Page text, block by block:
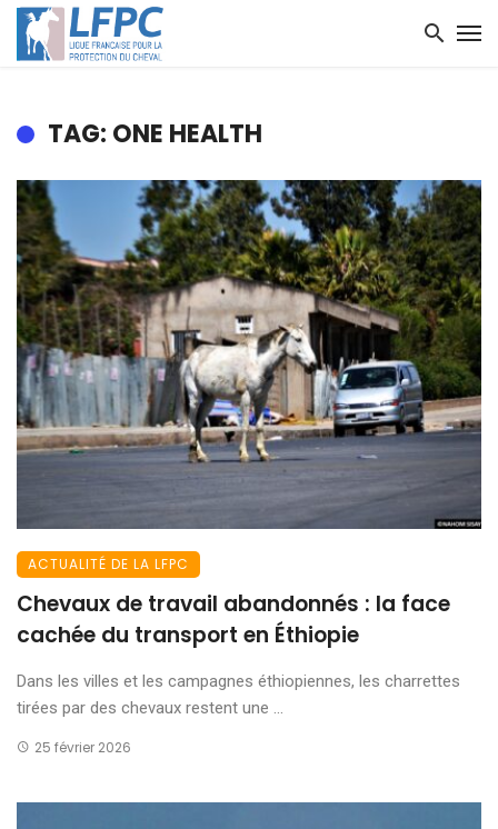
TAG: ONE HEALTH
ACTUALITÉ DE LA LFPC
Chevaux de travail abandonnés : la face
cachée du transport en Éthiopie
Dans les villes et les campagnes éthiopiennes, les charrettes
tirées par des chevaux restent une ...
25 février 2026